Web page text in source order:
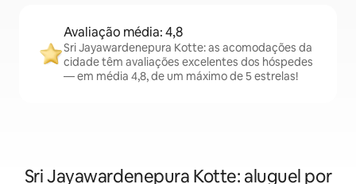
Avaliação média: 4,8
Sri Jayawardenepura Kotte: as acomodações da
cidade têm avaliações excelentes dos hóspedes
— em média 4,8, de um máximo de 5 estrelas!
Sri Jayawardenepura Kotte: aluguel por